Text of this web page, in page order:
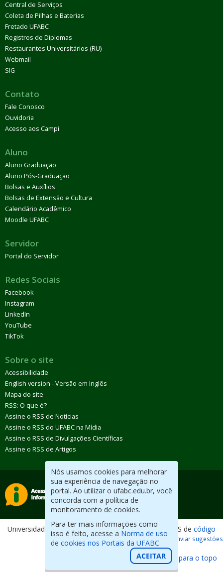
Nós usamos cookies para melhorar
sua experiência de navegação no
portal. Ao utilizar o ufabc.edu.br, você
concorda com a política de
monitoramento de cookies.
Para ter mais informações como
isso é feito, acesse a Norma de uso
de cookies nos Portais da UFABC.
ACEITAR
Central de Serviços
Coleta de Pilhas e Baterias
Fretado UFABC
Registros de Diplomas
Restaurantes Universitários (RU)
Webmail
SIG
Contato
Fale Conosco
Ouvidoria
Acesso aos Campi
Aluno
Aluno Graduação
Aluno Pós-Graduação
Bolsas e Auxílios
Bolsas de Extensão e Cultura
Calendário Acadêmico
Moodle UFABC
Servidor
Portal do Servidor
Redes Sociais
Facebook
Instagram
LinkedIn
YouTube
TikTok
Sobre o site
Acessibilidade
English version - Versão em Inglês
Mapa do site
RSS: O que é?
Assine o RSS de Notícias
Assine o RSS do UFABC na Mídia
Assine o RSS de Divulgações Científicas
Assine o RSS de Artigos
Universidade Federal do ABC. Desenvolvido com CMS de código
aberto. Reportar erros / Enviar sugestões
Voltar para o topo